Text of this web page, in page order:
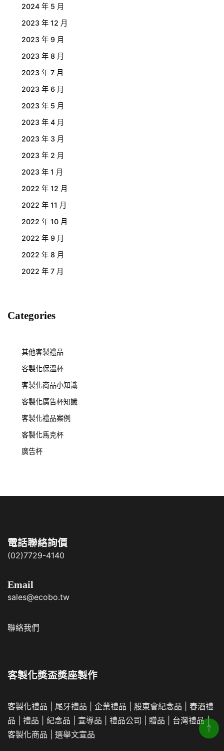
2024 年 5 月
2023 年 12 月
2023 年 9 月
2023 年 8 月
2023 年 7 月
2023 年 6 月
2023 年 5 月
2023 年 4 月
2023 年 3 月
2023 年 2 月
2023 年 1 月
2022 年 12 月
2022 年 11 月
2022 年 10 月
2022 年 9 月
2022 年 8 月
2022 年 7 月
Categories
其他客製禮品
客製化保溫杯
客製化商品小知識
客製化廣告杯知識
客製化禮品案例
客製化馬克杯
廣告杯
電話聯絡詢價
(02)7729-4140
Email
sales@ecobo.tw
聯絡我們
客製化獎盃獎座製作
客製化禮品 尾牙禮品 企業禮品 股東會紀念品
春酒禮
品
禮品 紀念品 宣導品 禮品公司 贈品 台灣禮品|
客製化商品
選舉文宣品